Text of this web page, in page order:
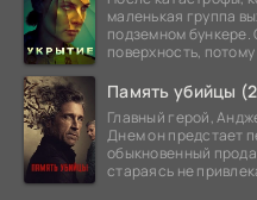
маленькая группа
подземном бункере.
поверхность,
Память убийцы
Главный герой,
Днем он предстает
обыкновенный
стараясь не